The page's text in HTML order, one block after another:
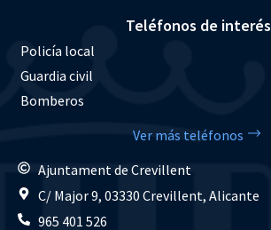
Teléfonos de interés
Policía local
Guardia civil
Bomberos
Ver más teléfonos
Ajuntament de Crevillent
C/ Major 9, 03330 Crevillent, Alicante
965 401 526